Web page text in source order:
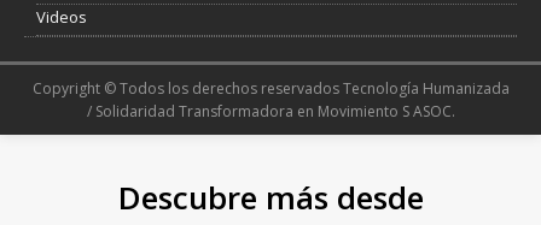
Videos
Copyright © Todos los derechos reservados Tecnología Humanizada
/ Solidaridad Transformadora en Movimiento S ASOC.
Descubre más desde